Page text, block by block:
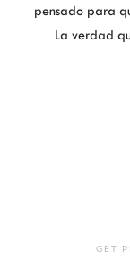
pensado para
La verdad
GET